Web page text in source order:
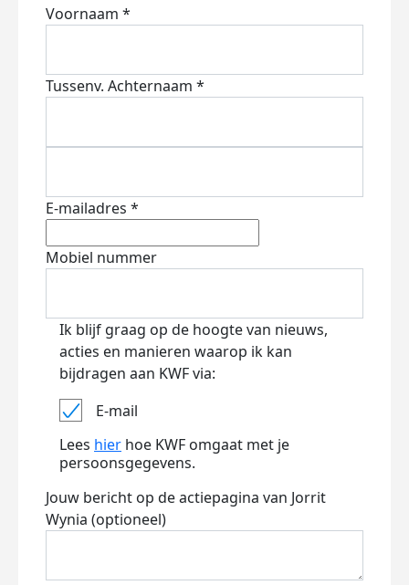
Voornaam *
Tussenv. Achternaam *
E-mailadres *
Mobiel nummer
Ik blijf graag op de hoogte van nieuws,
acties en manieren waarop ik kan
bijdragen aan KWF via:
E-mail
Lees hier hoe KWF omgaat met je
persoonsgegevens.
Jouw bericht op de actiepagina van Jorrit
Wynia (optioneel)